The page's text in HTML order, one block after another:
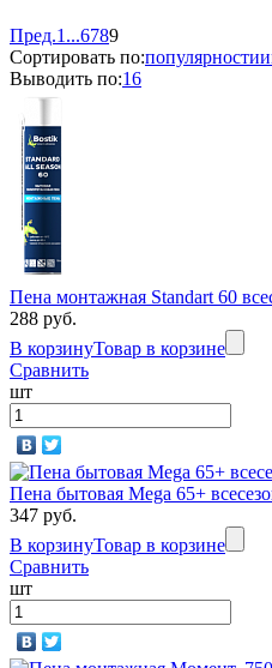
Пред.1 ...6789
Сортировать по:популярности
Выводить по:16
Пена монтажная Standart 60
288 руб.
В корзинуТовар в корзине
Сравнить
шт
Пена бытовая Mega 65+
347 руб.
В корзинуТовар в корзине
Сравнить
шт